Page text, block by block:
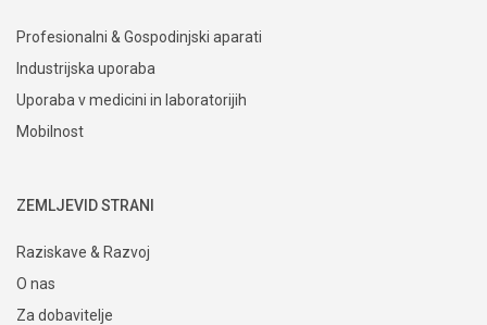
Profesionalni & Gospodinjski aparati
Industrijska uporaba
Uporaba v medicini in laboratorijih
Mobilnost
ZEMLJEVID STRANI
Raziskave & Razvoj
O nas
Za dobavitelje